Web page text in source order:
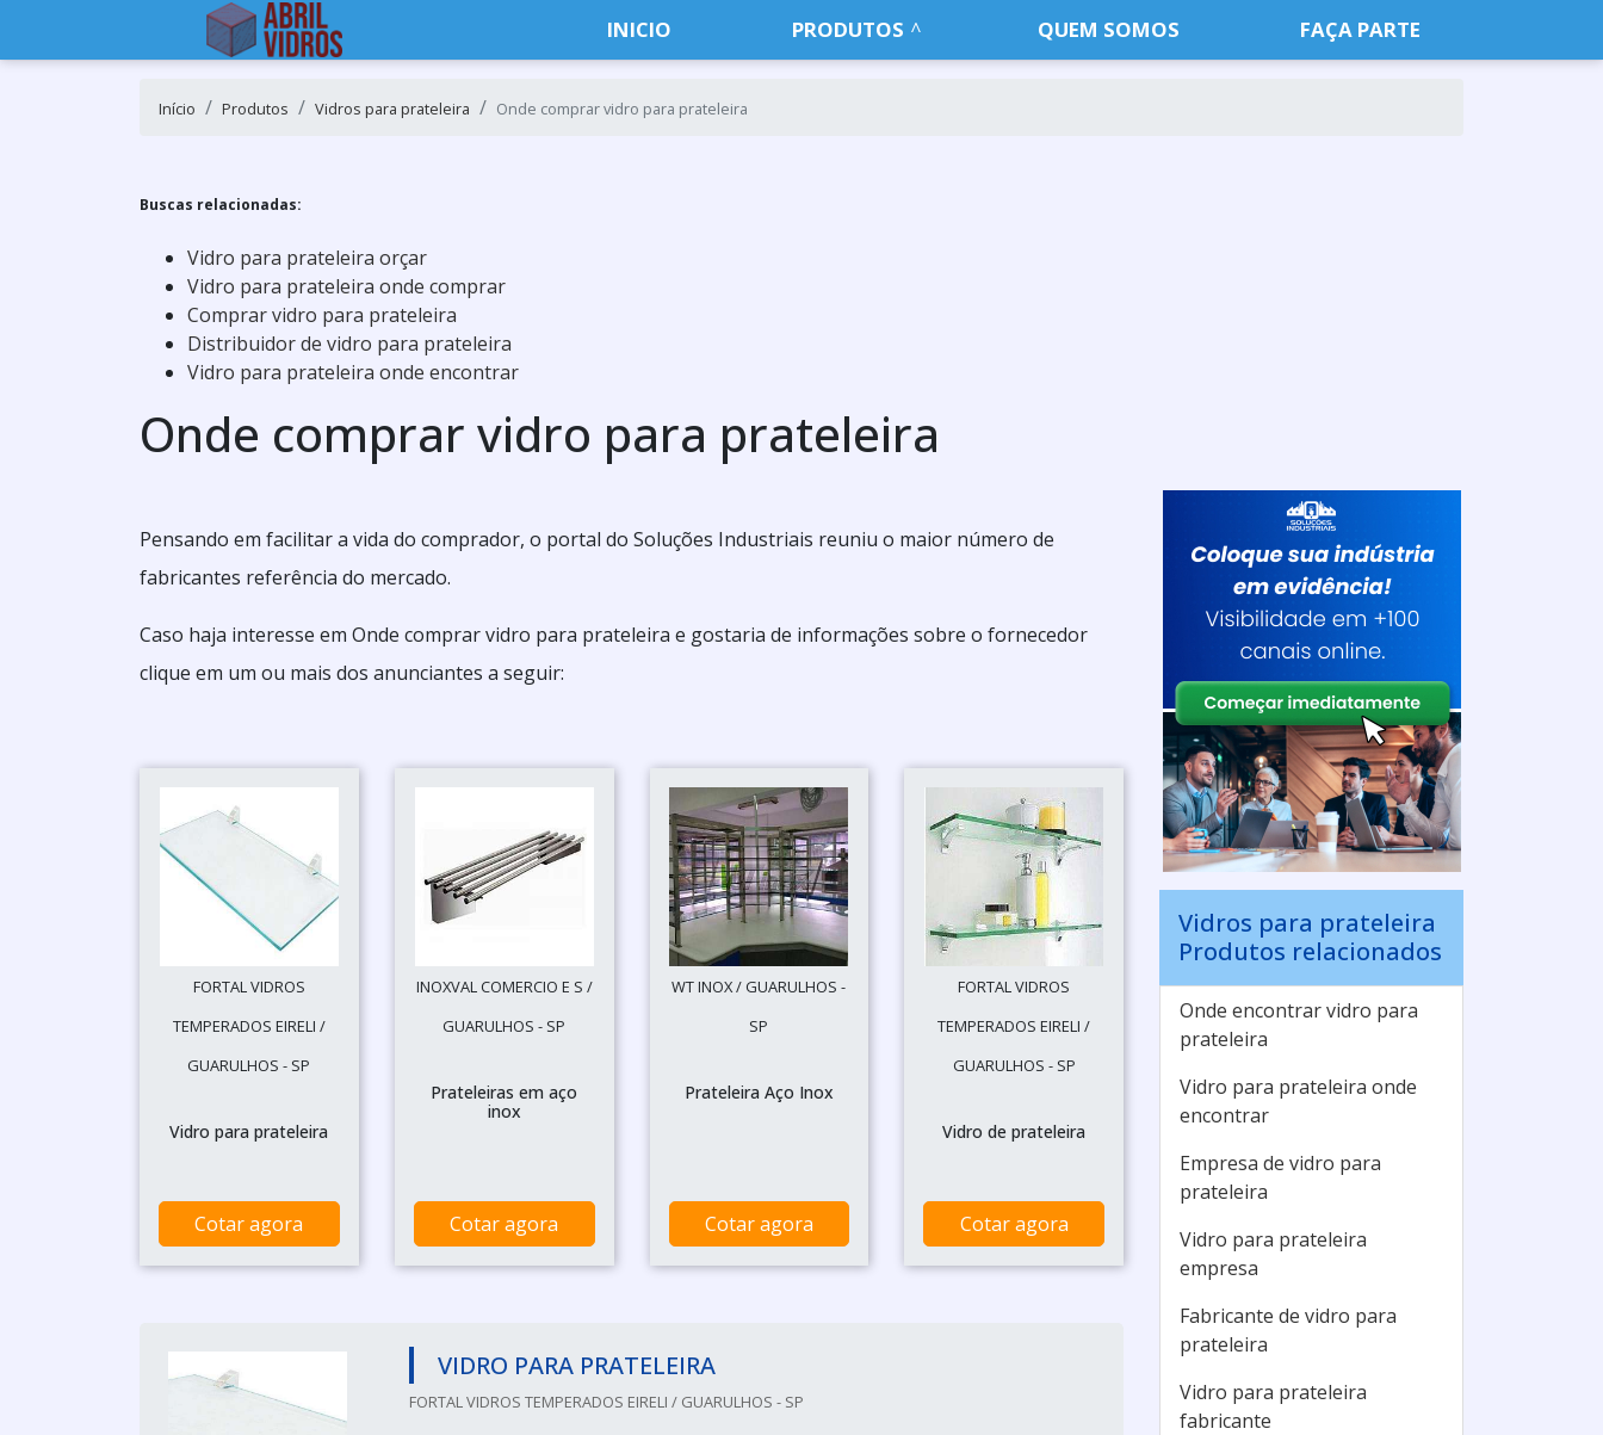
INICIO PRODUTOS QUEM SOMOS FAÇA PARTE
Início Produtos Vidros para prateleira Onde comprar vidro para prateleira
Buscas relacionadas:
Vidro para prateleira orçar
Vidro para prateleira onde comprar
Comprar vidro para prateleira
Distribuidor de vidro para prateleira
Vidro para prateleira onde encontrar
Onde comprar vidro para prateleira
Pensando em facilitar a vida do comprador, o portal do Soluções Industriais reuniu o maior número de
fabricantes referência do mercado.
Caso haja interesse em Onde comprar vidro para prateleira e gostaria de informações sobre o fornecedor
clique em um ou mais dos anunciantes a seguir:
FORTAL VIDROS
TEMPERADOS EIRELI /
GUARULHOS - SP
Vidro para prateleira
Cotar agora
INOXVAL COMERCIO E S /
GUARULHOS - SP
Prateleiras em aço
inox
Cotar agora
WT INOX / GUARULHOS -
SP
Prateleira Aço Inox
Cotar agora
FORTAL VIDROS
TEMPERADOS EIRELI /
GUARULHOS - SP
Vidro de prateleira
Cotar agora
VIDRO PARA PRATELEIRA
FORTAL VIDROS TEMPERADOS EIRELI / GUARULHOS - SP
Vidros para prateleira
Produtos relacionados
Onde encontrar vidro para
prateleira
Vidro para prateleira onde
encontrar
Empresa de vidro para
prateleira
Vidro para prateleira
empresa
Fabricante de vidro para
prateleira
Vidro para prateleira
fabricante